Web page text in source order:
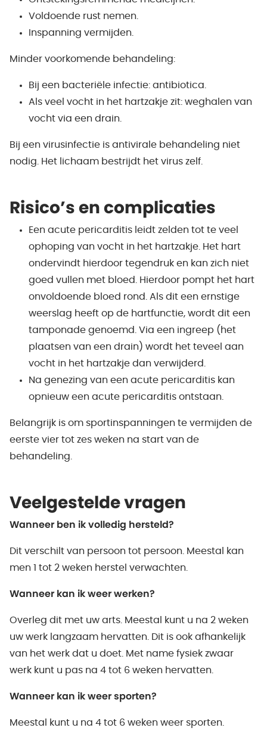
Voldoende rust nemen.
Inspanning vermijden.
Minder voorkomende behandeling:
Bij een bacteriële infectie: antibiotica.
Als veel vocht in het hartzakje zit: weghalen van
vocht via een drain.
Bij een virusinfectie is antivirale behandeling niet
nodig. Het lichaam bestrijdt het virus zelf.
Risico’s en complicaties
Een acute pericarditis leidt zelden tot te veel
ophoping van vocht in het hartzakje. Het hart
ondervindt hierdoor tegendruk en kan zich niet
goed vullen met bloed. Hierdoor pompt het hart
onvoldoende bloed rond. Als dit een ernstige
weerslag heeft op de hartfunctie, wordt dit een
tamponade genoemd. Via een ingreep (het
plaatsen van een drain) wordt het teveel aan
vocht in het hartzakje dan verwijderd.
Na genezing van een acute pericarditis kan
opnieuw een acute pericarditis ontstaan.
Belangrijk is om sportinspanningen te vermijden de
eerste vier tot zes weken na start van de
behandeling.
Veelgestelde vragen
Wanneer ben ik volledig hersteld?
Dit verschilt van persoon tot persoon. Meestal kan
men 1 tot 2 weken herstel verwachten.
Wanneer kan ik weer werken?
Overleg dit met uw arts. Meestal kunt u na 2 weken
uw werk langzaam hervatten. Dit is ook afhankelijk
van het werk dat u doet. Met name fysiek zwaar
werk kunt u pas na 4 tot 6 weken hervatten.
Wanneer kan ik weer sporten?
Meestal kunt u na 4 tot 6 weken weer sporten.